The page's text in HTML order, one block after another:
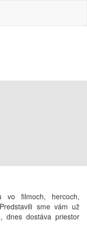
vo filmoch, hercoch,
sme vám už
dnes dostáva priestor